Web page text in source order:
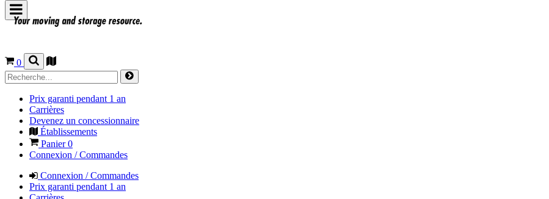
0
Prix garanti pendant 1 an
Carrières
Devenez un concessionnaire
Établissements
Panier0
Connexion / Commandes
Connexion / Commandes
Prix garanti pendant 1 an